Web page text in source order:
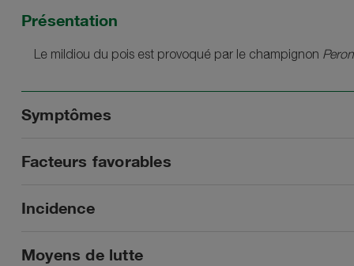
Présentation
Le mildiou du pois est provoqué par le champignon
Symptômes
Facteurs favorables
Incidence
Moyens de lutte